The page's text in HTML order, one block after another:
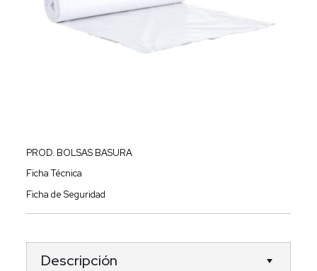
PROD. BOLSAS BASURA
Ficha Técnica
Ficha de Seguridad
Descripción